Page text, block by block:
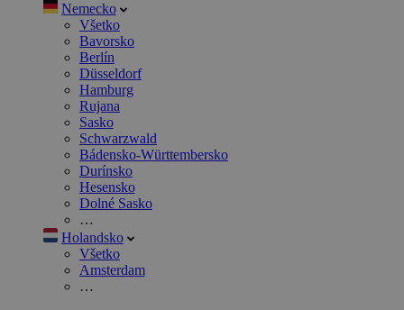
Nemecko
Všetko
Bavorsko
Berlín
Düsseldorf
Hamburg
Rujana
Sasko
Schwarzwald
Bádensko-Württembersko
Durínsko
Hesensko
Dolné Sasko
…
Holandsko
Všetko
Amsterdam
…